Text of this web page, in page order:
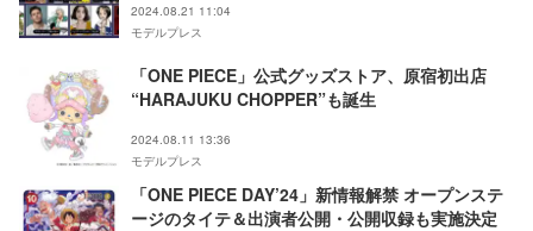
2024.08.21 11:04
モデルプレス
「ONE PIECE」公式グッズストア、原宿初出店
“HARAJUKU CHOPPER”も誕生
2024.08.11 13:36
モデルプレス
「ONE PIECE DAY’24」新情報解禁 オープンステ
ージのタイテ＆出演者公開・公開収録も実施決定